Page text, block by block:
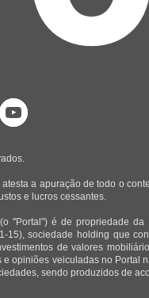
a apuração de todo o
e lucros cessantes.
"Portal") é de propriedade
15), sociedade holding que
de valores
opiniões veiculadas no
sendo produzidos de